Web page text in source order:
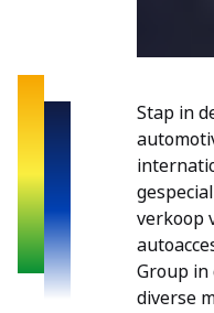
Stap in
verkoop
Group in
diverse